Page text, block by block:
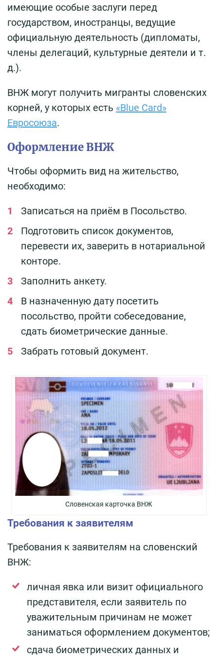
имеющие особые заслуги перед
государством, иностранцы, ведущие
официальную деятельность (дипломаты,
члены делегаций, культурные деятели и т.
д.).
ВНЖ могут получить мигранты словенских
корней, у которых есть «Blue Card»
Евросоюза.
Оформление ВНЖ
Чтобы оформить вид на жительство,
необходимо:
Записаться на приём в Посольство.
Подготовить список документов,
перевести их, заверить в нотариальной
конторе.
Заполнить анкету.
В назначенную дату посетить
посольство, пройти собеседование,
сдать биометрические данные.
Забрать готовый документ.
Словенская карточка ВНЖ
Требования к заявителям
Требования к заявителям на словенский
ВНЖ:
личная явка или визит официального
представителя, если заявитель по
уважительным причинам не может
заниматься оформлением документов;
сдача биометрических данных и